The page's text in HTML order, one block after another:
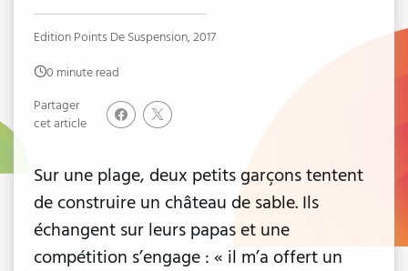
Edition Points De Suspension, 2017
0 minute read
Partager
cet article
Sur une plage, deux petits garçons tentent
de construire un château de sable. Ils
échangent sur leurs papas et une
compétition s’engage : « il m’a offert un